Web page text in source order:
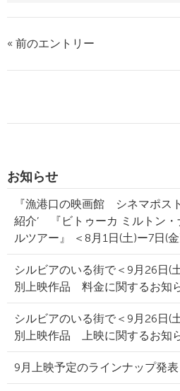
« 前のエントリー
お知らせ
『漁港口の映画館 シネマポス
紹介’ 『ビトゥーカ ミルトン・
ルツアー』 ＜8月1日(土)ー7日(金
シルビアのいる街で＜9月26日(
別上映作品 料金に関するお知
シルビアのいる街で＜9月26日(
別上映作品 上映に関するお知
9月上映予定のラインナップ発表